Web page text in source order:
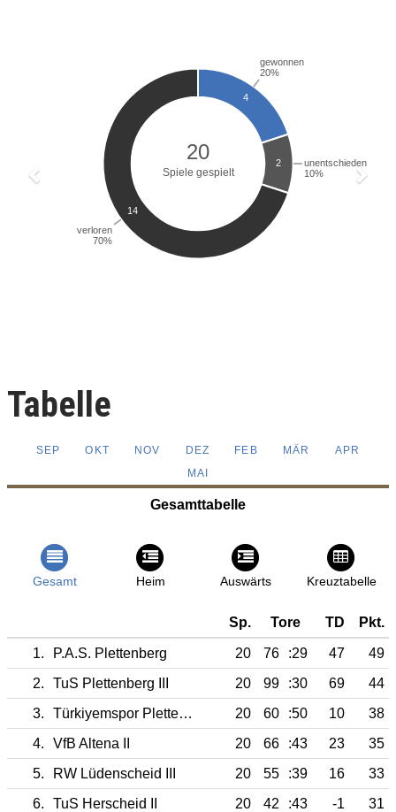
Tabelle
SEP OKT NOV DEZ FEB MÄR
APR
MAI
Gesamttabelle
Gesamt Heim Auswärts Kreuztabelle
Sp. Tore TD Pkt.
1. P.A.S. Plettenberg 20 76 :29 47
49
2.
TuS Plettenberg III 20 99 :30 69
44
3.
Türkiyemspor Plettenberg II 20 60 :50 10
38
4.
VfB Altena II 20 66 :43 23
35
5.
RW Lüdenscheid III 20 55 :39 16
33
6.
TuS Herscheid II 20 42 :43 -1
31